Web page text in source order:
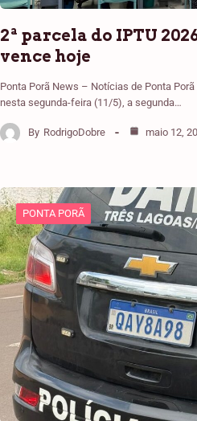
2ª parcela do IPTU
vence hoje
Ponta Porã News – Notícias de Ponta
nesta segunda-feira (11/5), a segunda…
By RodrigoDobre maio 12,
PONTA PORÃ